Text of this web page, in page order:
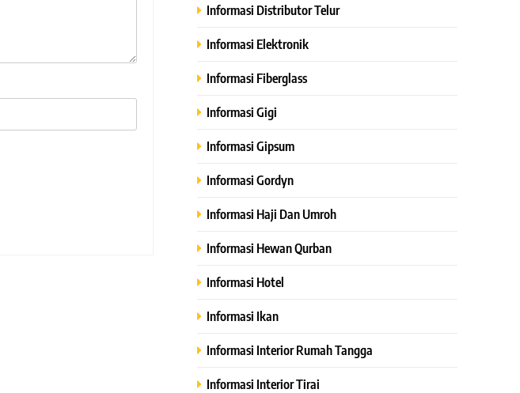
Informasi Distributor Telur
Informasi Elektronik
Informasi Fiberglass
Informasi Gigi
Informasi Gipsum
Informasi Gordyn
Informasi Haji Dan Umroh
Informasi Hewan Qurban
Informasi Hotel
Informasi Ikan
Informasi Interior Rumah Tangga
Informasi Interior Tirai